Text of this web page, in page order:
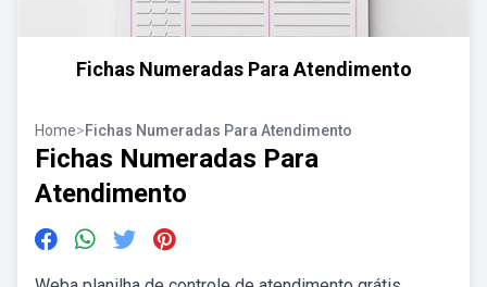
Fichas Numeradas Para Atendimento
Home>Fichas Numeradas Para Atendimento
Fichas Numeradas Para
Atendimento